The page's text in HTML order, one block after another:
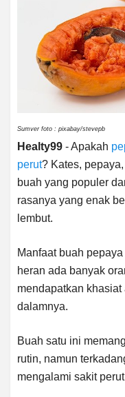
Sumver foto : pixabay/stevepb
Healty99 - Apakah
perut? Kates,
buah yang populer
rasanya yang enak
lembut.
Manfaat buah
heran ada banyak
mendapatkan
dalamnya.
Buah satu ini
rutin, namun
mengalami sakit